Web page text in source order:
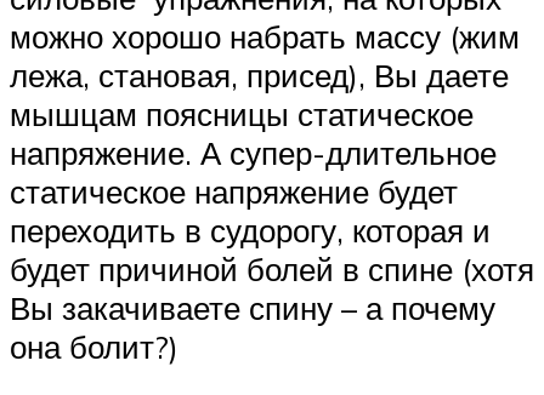
можно хорошо набрать массу (жим
лежа, становая, присед), Вы даете
мышцам поясницы статическое
напряжение. А супер-длительное
статическое напряжение будет
переходить в судорогу, которая и
будет причиной болей в спине (хотя
Вы закачиваете спину – а почему
она болит?)